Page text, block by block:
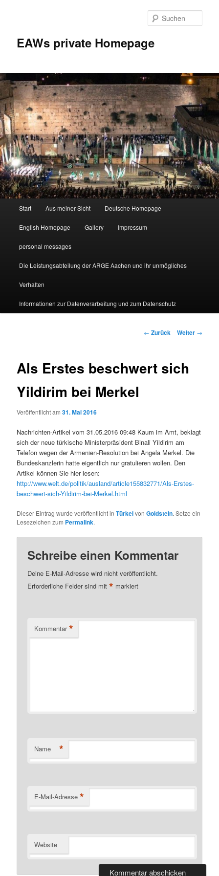
EAWs private Homepage
Start Aus meiner Sicht Deutsche Homepage
English Homepage Gallery Impressum
personal messages
Die Leistungsabteilung der ARGE Aachen und ihr unmögliches
Verhalten
Informationen zur Datenverarbeitung und zum Datenschutz
Beitragsnavigation
← Zurück Weiter →
Als Erstes beschwert sich
Yildirim bei Merkel
Veröffentlicht am31. Mai 2016
Nachrichten-Artikel vom 31.05.2016 09:48 Kaum im Amt, beklagt
sich der neue türkische Ministerpräsident Binali Yildirim am
Telefon wegen der Armenien-Resolution bei Angela Merkel. Die
Bundeskanzlerin hatte eigentlich nur gratulieren wollen. Den
Artikel können Sie hier lesen:
http://www.welt.de/politik/ausland/article155832771/Als-Erstes-
beschwert-sich-Yildirim-bei-Merkel.html
Dieser Eintrag wurde veröffentlicht inTürkeivonGoldstein. Setze ein
Lesezeichen zum Permalink.
Schreibe einen Kommentar
Deine E-Mail-Adresse wird nicht veröffentlicht.
Erforderliche Felder sind mit* markiert
Kommentar *
Name *
E-Mail-Adresse *
Website